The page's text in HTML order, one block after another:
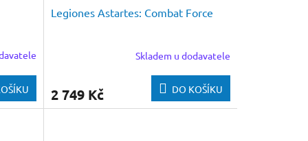
Legiones Astartes: Combat Force
Skladem u dodavatele
2 749 Kč DO KOŠÍKU